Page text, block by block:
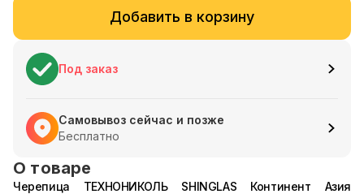
Добавить в корзину
Под заказ
Самовывоз сейчас и позже
Бесплатно
О товаре
Черепица ТЕХНОНИКОЛЬ SHINGLAS Континент Азия